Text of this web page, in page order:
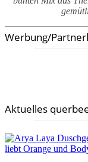
Werbung/
Aktuelles